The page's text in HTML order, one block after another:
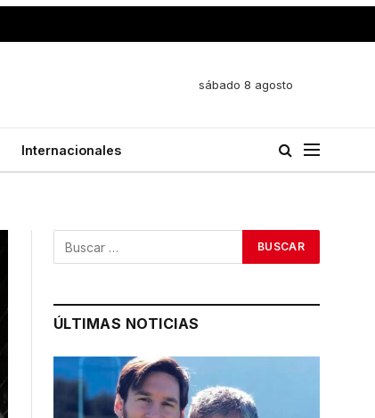
sábado 8 agosto
Internacionales
ÚLTIMAS NOTICIAS